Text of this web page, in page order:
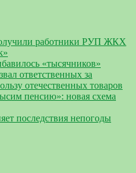
работники РУП ЖКХ
«тысячников»
ответственных за
отечественных товаров
пенсию»: новая схема
последствия непогоды